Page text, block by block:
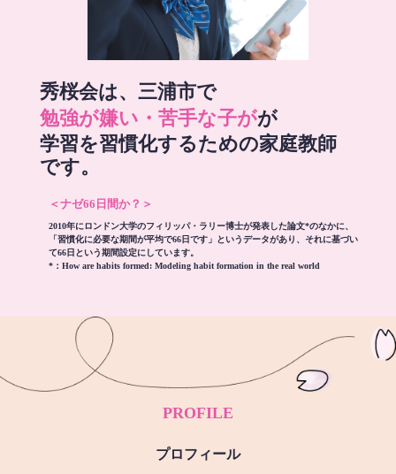
秀桜会は、三浦市で
勉強が嫌い・苦手な子がが
学習を習慣化するための家庭教師
です。
＜ナゼ66日間か？＞
2010年にロンドン大学のフィリッパ・ラリー博士が発表した論文*のなかに、
「習慣化に必要な期間が平均で66日です」というデータがあり、それに基づい
て66日という期間設定にしています。
*： How are habits formed: Modeling habit formation in the real world
PROFILE
プロフィール